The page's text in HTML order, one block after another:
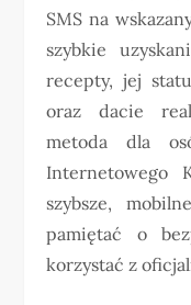
SMS na
szybkie
recepty, jej
oraz dacie
metoda dla
Internetowego
szybsze,
pamiętać o
korzystać z